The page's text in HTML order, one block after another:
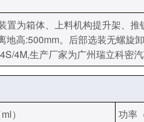
置为箱体、上料机构提升架、
高:500mm。后部选装无螺旋
4M,生产厂家为广州瑞立科密汽
）
功率